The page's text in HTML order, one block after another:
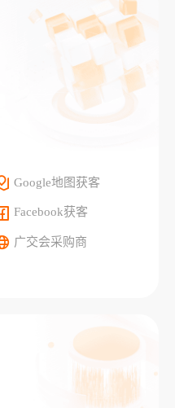
Google地图获客
Facebook获客
广交会采购商